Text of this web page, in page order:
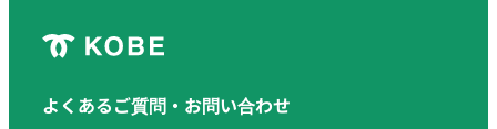
よくあるご質問・お問い合わせ